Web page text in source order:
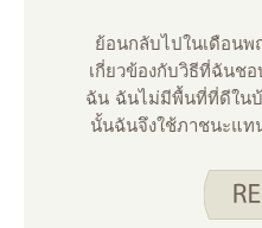
ย้อนกลับไปในเดือน
เกี่ยวข้องกับวิธีที่ฉันช
ฉัน ฉันไม่มีพื้นที่ที่ดีใน
นั้นฉันจึงใช้ภาชนะแท
มันเติบโตได้ดีในฤดูร้
เพียงเล็กน้อย ไม่ต้อ